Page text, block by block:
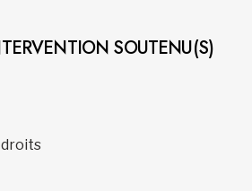
SOUTENU(S)
droits